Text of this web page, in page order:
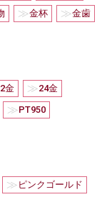
≫金杯 ≫金歯
金 ≫24金
≫PT950
≫ ピンクゴールド